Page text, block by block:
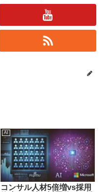
AI
コンサル人材5倍増vs採用